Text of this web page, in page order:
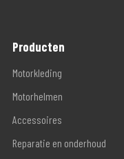
Producten
Motorkleding
Motorhelmen
Accessoires
Reparatie en onderhoud